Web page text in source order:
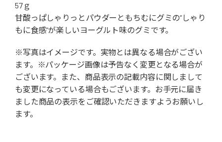
57ｇ
甘酸っぱしゃりっとパウダーともちむにグミの”しゃり
もに食感”が楽しいヨーグルト味のグミです。
※写真はイメージです。実物とは異なる場合がござい
ます。※パッケージ画像は予告なく変更となる場合が
ございます。また、商品表示の記載内容に関しまして
も変更になっている場合もございます。お手元に届き
ました商品の表示をご確認いただきますようお願いし
ます。